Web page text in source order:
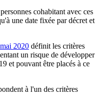
cohabitant avec ces
une date fixée par décret et
2020 définit les critères
un risque de développer
et pouvant être placés à ce
à l'un des critères